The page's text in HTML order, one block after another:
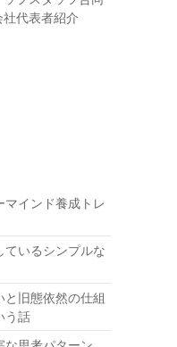
社代表者紹介
インド養成トレ
ているシンプルな
旧態依然の仕組
う話